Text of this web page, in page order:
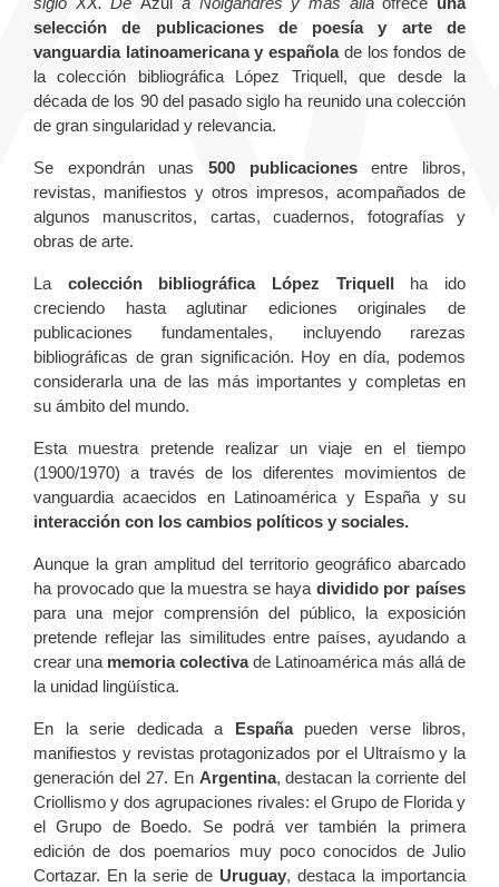
selección de publicaciones de poesía y arte de
vanguardia latinoamericana y españolade los fondos de
la colección bibliográfica López Triquell, que desde la
década de los 90 del pasado siglo ha reunido una colección
de gran singularidad y relevancia.
Se expondrán unas 500 publicacionesentre libros,
revistas, manifiestos y otros impresos, acompañados de
algunos manuscritos, cartas, cuadernos, fotografías y
obras de arte.
La colección bibliográfica López Triquell ha ido
creciendo hasta aglutinar ediciones originales de
publicaciones fundamentales, incluyendo rarezas
bibliográficas de gran significación. Hoy en día, podemos
considerarla una de las más importantes y completas en
su ámbito del mundo.
Esta muestra pretende realizar un viaje en el tiempo
(1900/1970) a través de los diferentes movimientos de
vanguardia acaecidos en Latinoamérica y España y su
interacción con los cambios políticos y sociales.
Aunque la gran amplitud del territorio geográfico abarcado
ha provocado que la muestra se haya dividido por países
para una mejor comprensión del público, la exposición
pretende reflejar las similitudes entre países, ayudando a
crear una memoria colectivade Latinoamérica más allá de
la unidad lingüística.
En la serie dedicada a Españapueden verse libros,
manifiestos y revistas protagonizados por el Ultraísmo y la
generación del 27. En Argentina, destacan la corriente del
Criollismo y dos agrupaciones rivales: el Grupo de Florida y
el Grupo de Boedo. Se podrá ver también la primera
edición de dos poemarios muy poco conocidos de Julio
Cortazar. En la serie de Uruguay, destaca la importancia